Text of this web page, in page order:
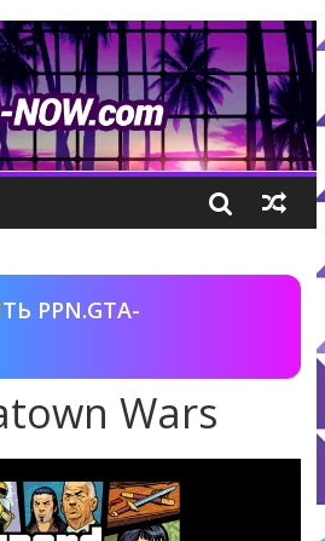
PPN.GTA-
Wars